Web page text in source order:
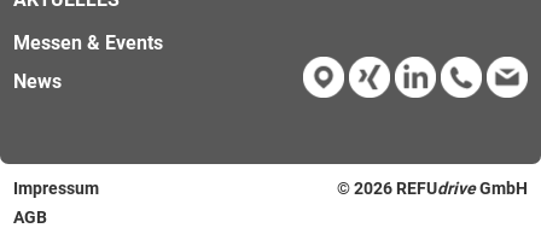
Messen & Events
News
Impressum
AGB
© 2026 REFUdrive GmbH